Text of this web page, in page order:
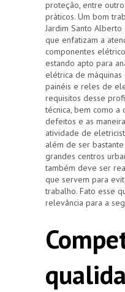
proteção, entre
práticos. Um bom
Jardim Santo
que enfatizam a
componentes
estando apto para
elétrica de máquinas
painéis e reles de
requisitos desse
técnica, bem como a
defeitos e as
atividade de
além de ser
grandes centros
também deve ser
que servem para
trabalho. Fato esse
relevância para a